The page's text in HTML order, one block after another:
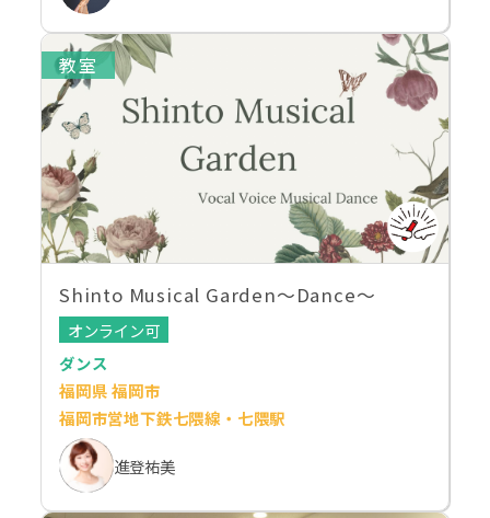
教室
Shinto Musical Garden〜Dance〜
オンライン可
ダンス
福岡県 福岡市
福岡市営地下鉄七隈線・七隈駅
進登祐美